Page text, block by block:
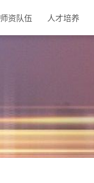
师资队伍 人才培养